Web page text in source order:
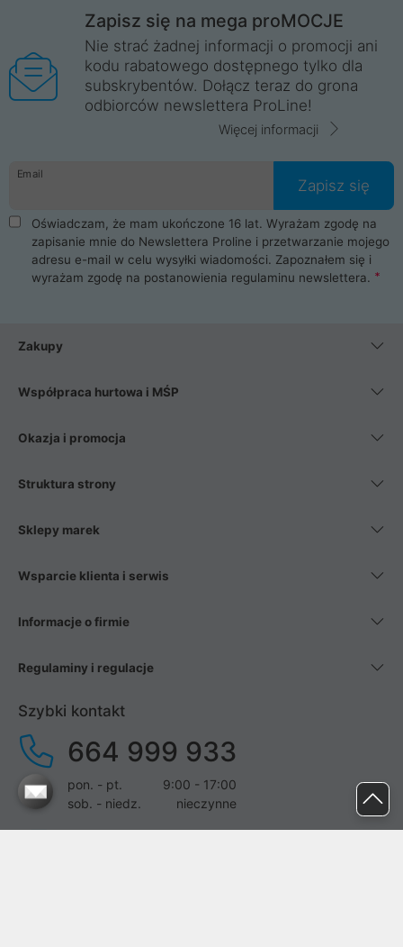
Zapisz się na mega proMOCJE
Nie strać żadnej informacji o promocji ani
kodu rabatowego dostępnego tylko dla
subskrybentów. Dołącz teraz do grona
odbiorców newslettera ProLine!
Więcej informacji
Email
Zapisz się
Oświadczam, że mam ukończone 16 lat. Wyrażam zgodę na
zapisanie mnie do Newslettera Proline i przetwarzanie mojego
adresu e-mail w celu wysyłki wiadomości. Zapoznałem się i
wyrażam zgodę na postanowienia regulaminu newslettera.
Zakupy
Współpraca hurtowa i MŚP
Okazja i promocja
Struktura strony
Sklepy marek
Wsparcie klienta i serwis
Informacje o firmie
Regulaminy i regulacje
Szybki kontakt
664 999 933
pon. - pt.
9:00 - 17:00
sob. - niedz.
nieczynne